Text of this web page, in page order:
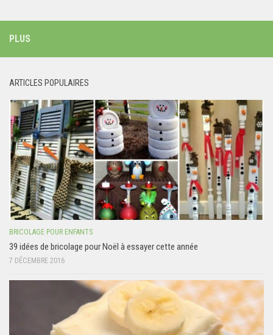
PLUS
ARTICLES POPULAIRES
BRICOLAGE POUR ENFANTS
39 idées de bricolage pour Noël à essayer cette année
7 DÉCEMBRE 2016